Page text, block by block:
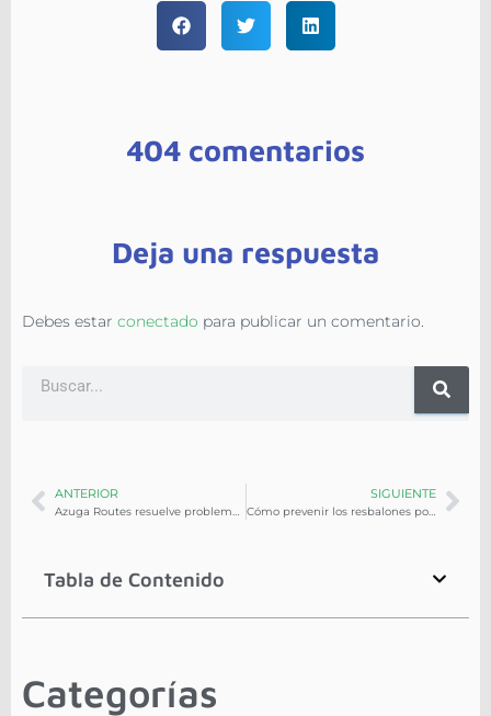
404 comentarios
Deja una respuesta
Debes estar conectado para publicar un comentario.
ANTERIOR SIGUIENTE
Cómo prevenir los resbalones por hielo
Tabla de Contenido
Categorías